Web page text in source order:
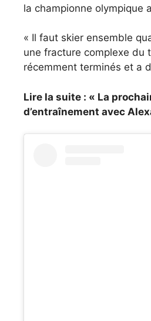
la championne olympique
« Il faut skier ensemble
une fracture complexe du
récemment terminés et a
Lire la suite : « La
d’entraînement avec